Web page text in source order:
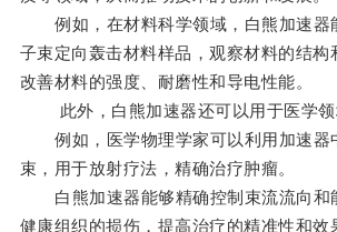
例如，在材料科学领域，白熊加速器
子束定向轰击材料样品，观察材料的结构
改善材料的强度、耐磨性和导电性能。
此外，白熊加速器还可以用于医学领
例如，医学物理学家可以利用加速器
束，用于放射疗法，精确治疗肿瘤。
白熊加速器能够精确控制束流流向和
健康组织的损伤，提高治疗的精准性和效